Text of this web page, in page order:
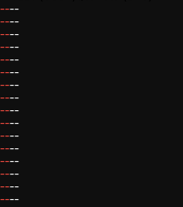
----
----
----
----
----
----
----
----
----
----
----
----
----
----
----
----